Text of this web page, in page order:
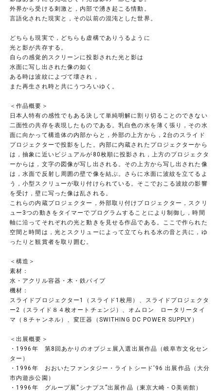
外界から受ける刺激と，内部で湧き起こる情動。
言語化された現実と，その以前の混沌とした世界。
どちらも現実で，どちらも虚構でありうるように
光と影が共存する。
自らの感覚的スクリーンに投影された光と影は
水面に写し出された像の如く
ある時は波紋によづて壊され，
また再生され時と共にうつろいゆく。
＜作品概要＞
日本人特有の感性でもある決して単純明解に割り切ることのできない
二面性の共存を表現したものである。乳白色の水を薄く張り，その水
面に向かって構造体の内部からと，外部の上方から，2台のスライド
プロジェクターで投影をした。内部に内蔵されたプロジェクターから
は，抽象に近いビジュアルが80枚順に投影され，上方のプロジェクタ
ーからは，文字の図像が写し出される。その上方から写し出された像
は，水面で反射し周囲の壁で像を結ぶ。さらに水面に波紋を立てるよ
う，小型スクリューが取り付けられている。そこでおこる波紋の影響
を受け，壁に写った像は乱される。
これらの内蔵プロジェクター，外部取り付けプロジェクター，スクリ
ュー3つの動きをタイマーでプログラムすることにより制御し，時間
軸に沿ってそれぞれの光と動きを見せる作品である。ここで作られた
空間と時間は，光とスクリューによって立てられる水の音と共に，ゆ
ったりと観賞者を取り囲む。
＜構造＞
素材：
水・アクリル容器・木・鉄パイプ
機材：
スライドプロジェクター1（スライド1枚用）、スライドプロジェクタ
ー2（スライド８４枚オートチェンジ）、オムロン ロータリータイ
マ（８チャンネル）、変圧器（SWITHING DC POWER SUPPLY）
＜出展概要＞
・1996年 第8回あかりのオブジェ展入選出展作品（岐阜市文化セン
ター）
・1996年 おおいたファンタジー・ライトシード'96 出展作品（大分
市内遊歩公園）
・1996年 グループ展“シナプス”出展作品（東京大崎・O美術館）